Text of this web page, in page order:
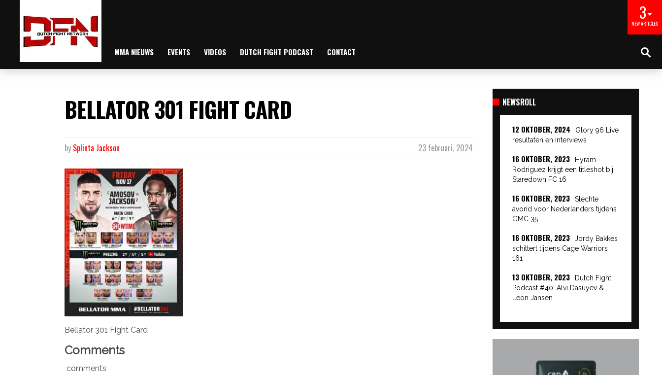
3
NEW ARTICLES
MMA NIEUWS EVENTS VIDEOS DUTCH FIGHT PODCAST CONTACT
BELLATOR 301 FIGHT CARD
23 februari, 2024
by Splinta Jackson
Bellator 301 Fight Card
Comments
comments
NEWSROLL
12 OKTOBER, 2024
Glory 96 Live
resultaten en interviews
16 OKTOBER, 2023
Hyram
Rodriguez krijgt een titleshot bij
Staredown FC 16
16 OKTOBER, 2023
Slechte
avond voor Nederlanders tijdens
GMC 35
16 OKTOBER, 2023
Jordy Bakkes
schittert tijdens Cage Warriors
161
13 OKTOBER, 2023
Dutch Fight
Podcast #40: Alvi Dasuyev &
Leon Jansen